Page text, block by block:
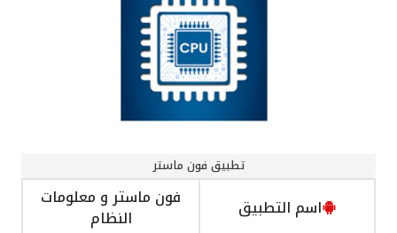
تطبيق فون ماستر
اسم التطبيق فون ماستر و معلومات
النظام